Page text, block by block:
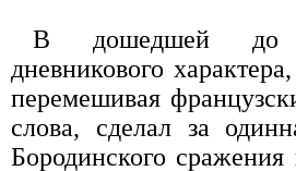
В дошедшей до
дневникового
перемешивая
слова, сделал за
Бородинского сражения